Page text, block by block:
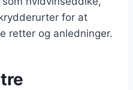
for at
retter og anledninger.